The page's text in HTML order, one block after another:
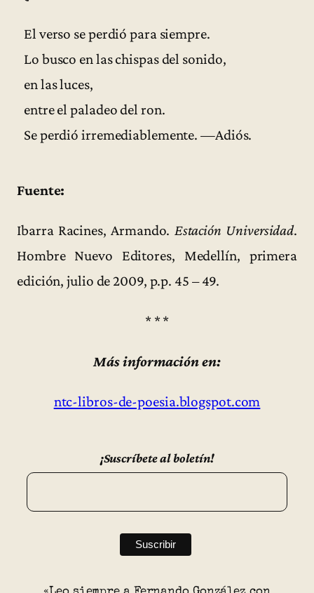
El verso se perdió para siempre.
Lo busco en las chispas del sonido,
en las luces,
entre el paladeo del ron.
Se perdió irremediablemente. —Adiós.
Fuente:
Ibarra Racines, Armando. Estación Universidad.
Hombre Nuevo Editores, Medellín, primera
edición, julio de 2009, p.p. 45 – 49.
* * *
Más información en:
ntc-libros-de-poesia.blogspot.com
¡Suscríbete al boletín!